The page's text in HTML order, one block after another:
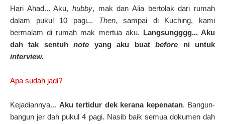
Hari Ahad... Aku, hubby, mak dan Alia bertolak dari rumah
dalam pukul 10 pagi... Then, sampai di Kuching, kami
bermalam di rumah mak mertua aku. Langsungggg... Aku
dah tak sentuhnote yang aku buatbefore ni untuk
interview.
Apa sudah jadi?
Kejadiannya... Aku tertidur dek kerana kepenatan. Bangun-
bangun jer dah pukul 4 pagi. Nasib baik semua dokumen dah